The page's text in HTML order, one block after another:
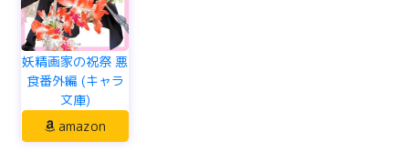
妖精画家の祝祭 悪
食番外編 (キャラ
文庫)
amazon